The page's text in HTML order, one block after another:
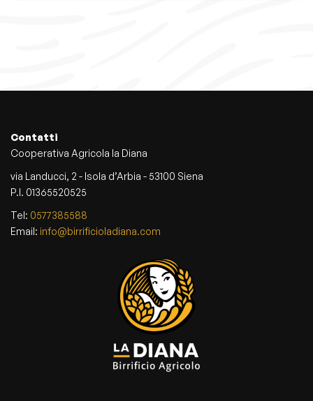
Contatti
Cooperativa Agricola la Diana
via Landucci, 2 - Isola d’Arbia - 53100 Siena
P.I. 01365520525
Tel: 0577385588
Email: info@birrificioladiana.com